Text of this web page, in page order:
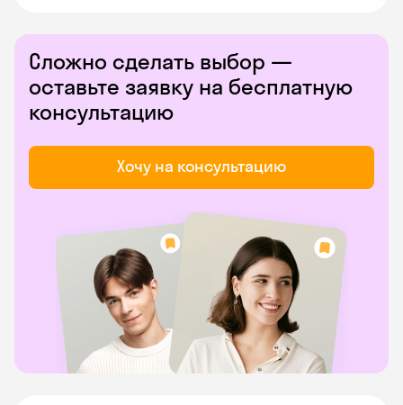
Сложно сделать выбор —
оставьте заявку на бесплатную
консультацию
Хочу на консультацию